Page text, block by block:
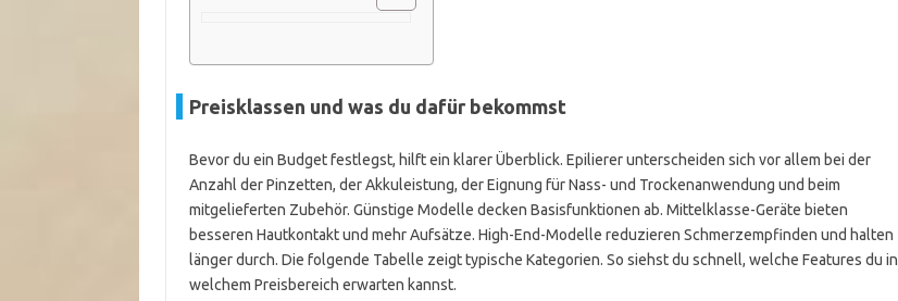
Preisklassen und was du dafür bekommst
Bevor du ein Budget festlegst, hilft ein klarer Überblick. Epilierer unterscheiden sich vor allem bei der
Anzahl der Pinzetten, der Akkuleistung, der Eignung für Nass- und Trockenanwendung und beim
mitgelieferten Zubehör. Günstige Modelle decken Basisfunktionen ab. Mittelklasse-Geräte bieten
besseren Hautkontakt und mehr Aufsätze. High-End-Modelle reduzieren Schmerzempfinden und halten
länger durch. Die folgende Tabelle zeigt typische Kategorien. So siehst du schnell, welche Features du in
welchem Preisbereich erwarten kannst.